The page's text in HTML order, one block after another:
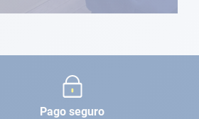
Pago seguro